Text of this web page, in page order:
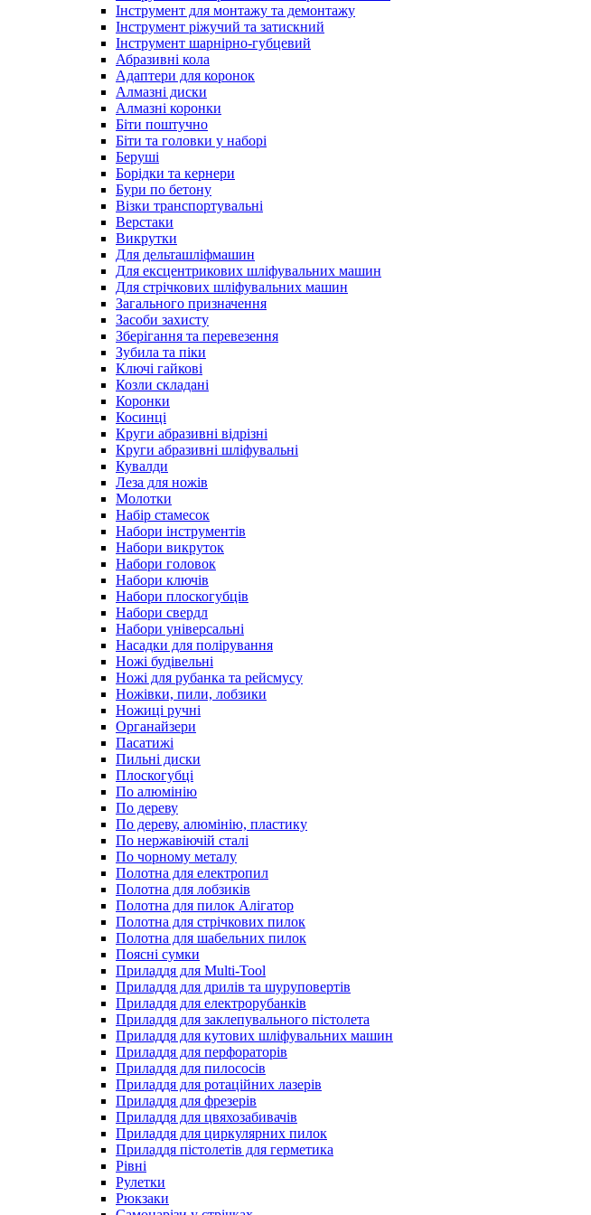
Інструмент для монтажу та демонтажу
Інструмент ріжучий та затискний
Інструмент шарнірно-губцевий
Абразивні кола
Адаптери для коронок
Алмазні диски
Алмазні коронки
Біти поштучно
Біти та головки у наборі
Беруші
Борідки та кернери
Бури по бетону
Візки транспортувальні
Верстаки
Викрутки
Для дельташліфмашин
Для ексцентрикових шліфувальних машин
Для стрічкових шліфувальних машин
Загального призначення
Засоби захисту
Зберігання та перевезення
Зубила та піки
Ключі гайкові
Козли складані
Коронки
Косинці
Круги абразивні відрізні
Круги абразивні шліфувальні
Кувалди
Леза для ножів
Молотки
Набір стамесок
Набори інструментів
Набори викруток
Набори головок
Набори ключів
Набори плоскогубців
Набори свердл
Набори універсальні
Насадки для полірування
Ножі будівельні
Ножі для рубанка та рейсмусу
Ножівки, пили, лобзики
Ножиці ручні
Органайзери
Пасатижі
Пильні диски
Плоскогубці
По алюмінію
По дереву
По дереву, алюмінію, пластику
По нержавіючій сталі
По чорному металу
Полотна для електропил
Полотна для лобзиків
Полотна для пилок Алігатор
Полотна для стрічкових пилок
Полотна для шабельних пилок
Поясні сумки
Приладдя для Multi-Tool
Приладдя для дрилів та шуруповертів
Приладдя для електрорубанків
Приладдя для заклепувального пістолета
Приладдя для кутових шліфувальних машин
Приладдя для перфораторів
Приладдя для пилососів
Приладдя для ротаційних лазерів
Приладдя для фрезерів
Приладдя для цвяхозабивачів
Приладдя для циркулярних пилок
Приладдя пістолетів для герметика
Рівні
Рулетки
Рюкзаки